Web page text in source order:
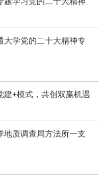
大学党的二十大精神专
建+模式，共创双赢机遇
地质调查局方法所一支